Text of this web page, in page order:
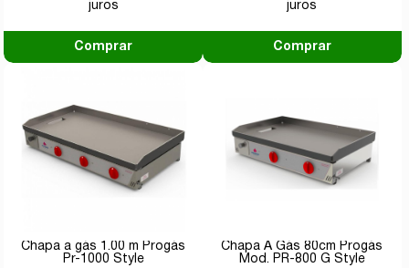
Comprar Comprar
Chapa a gás 1.00 m Progás
Pr-1000 Style
Chapa A Gás 80cm Progás
Mod. PR-800 G Style